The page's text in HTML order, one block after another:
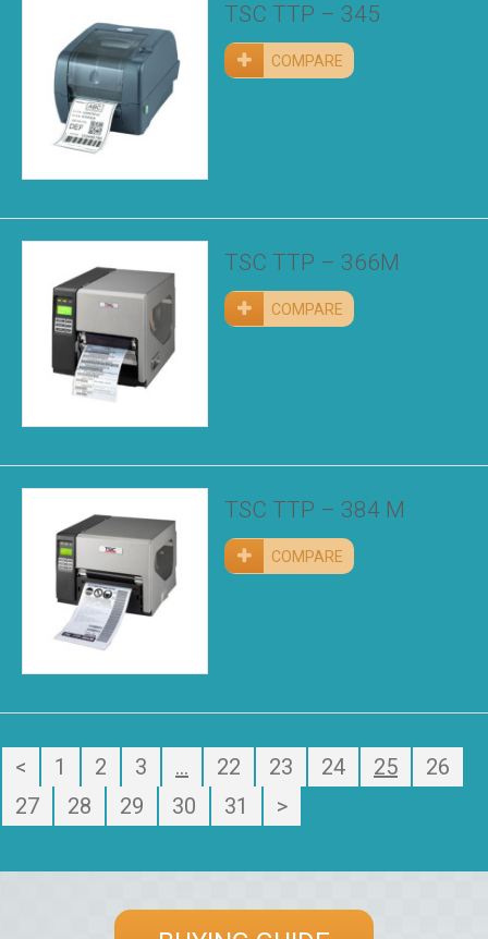
TSC TTP – 345
COMPARE
TSC TTP – 366M
COMPARE
TSC TTP – 384 M
COMPARE
< 1 2 3 … 22 23 24 25
26
27
28 29 30 31 >